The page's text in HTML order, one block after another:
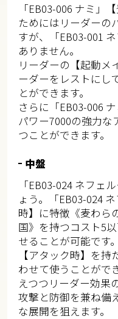
「EB03-006 ナミ」
ためにはリーダーの
すが、「EB03-001
ありません。
リーダーの【起動メ
ーダーをレストにし
とができます。
さらに「EB03-006
パワー7000の強力
つことができます。
中盤
「EB03-024 ネフェ
ょう。「EB03-024
時】に特徴《麦わら
国》を持つコスト5
せることが可能です。
【アタック時】を
わせて使うことがで
えつつリーダー効果
攻撃と防御を兼ね備
な展開を狙えます。